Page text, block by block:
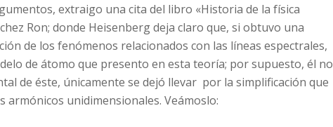
extraigo una cita del libro «Historia de la física
Ron; donde Heisenberg deja claro que, si obtuvo una
de los fenómenos relacionados con las líneas espectrales,
de átomo que presento en esta teoría; por supuesto, él no
de éste, únicamente se dejó llevar por la simplificación que
unidimensionales. Veámoslo: